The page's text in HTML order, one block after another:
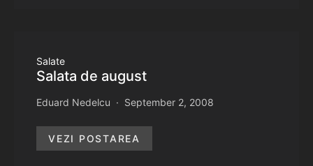
Salate
Salata de august
Eduard Nedelcu September 2, 2008
VEZI POSTAREA